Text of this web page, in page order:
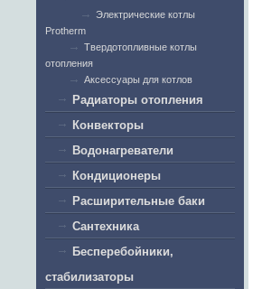
Электрические котлы
Protherm
Твердотопливные котлы
отопления
Аксессуары для котлов
Радиаторы отопления
Конвекторы
Водонагреватели
Кондиционеры
Расширительные баки
Сантехника
Бесперебойники,
стабилизаторы